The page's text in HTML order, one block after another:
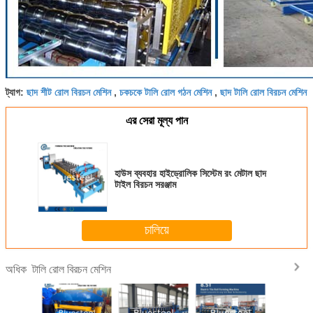
ট্যাগ: ছাদ শীট রোল বিরচন মেশিন, চকচকে টালি রোল গঠন মেশিন, ছাদ টালি রোল বিরচন মেশিন
এর সেরা মূল্য পান
হাউস ব্যবহার হাইড্রোলিক সিস্টেম রং মেটাল ছাদ
টাইল বিরচন সরঞ্জাম
চালিয়ে
অধিকটালি রোল বিরচন মেশিন